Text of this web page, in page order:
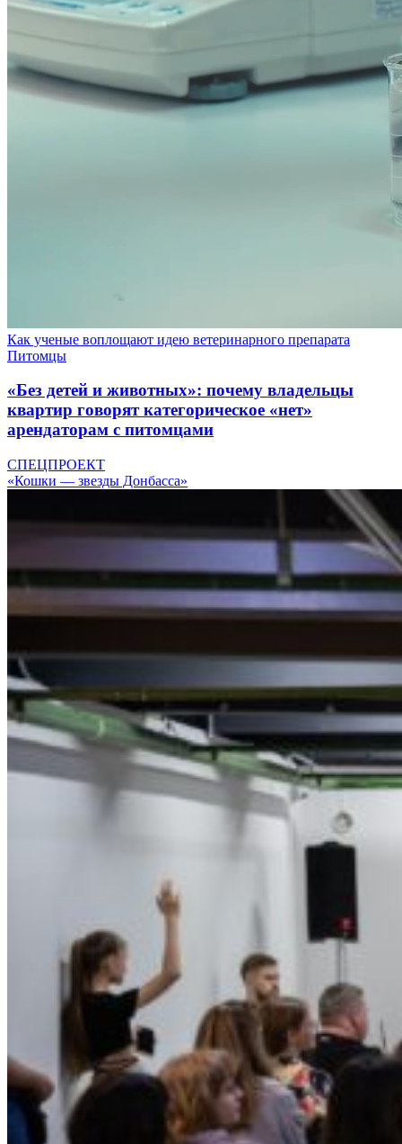
Как ученые воплощают идею ветеринарного препарата
Питомцы
«Без детей и животных»: почему владельцы
квартир говорят категорическое «нет»
арендаторам с питомцами
СПЕЦПРОЕКТ
«Кошки — звезды Донбасса»